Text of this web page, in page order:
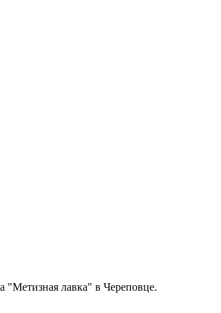
"Метизная лавка" в Череповце.